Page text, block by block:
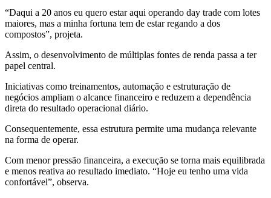
“Daqui a 20 anos eu quero estar aqui operando day trade com lotes
maiores, mas a minha fortuna tem de estar regando a dos
compostos”, projeta.
Assim, o desenvolvimento de múltiplas fontes de renda passa a ter
papel central.
Iniciativas como treinamentos, automação e estruturação de
negócios ampliam o alcance financeiro e reduzem a dependência
direta do resultado operacional diário.
Consequentemente, essa estrutura permite uma mudança relevante
na forma de operar.
Com menor pressão financeira, a execução se torna mais equilibrada
e menos reativa ao resultado imediato. “Hoje eu tenho uma vida
confortável”, observa.